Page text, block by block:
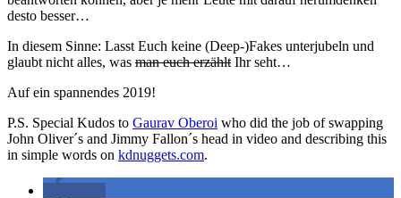
desto besser…
In diesem Sinne: Lasst Euch keine (Deep-)Fakes unterjubeln und
glaubt nicht alles, was man euch erzählt Ihr seht…
Auf ein spannendes 2019!
P.S. Special Kudos to Gaurav Oberoi who did the job of swapping
John Oliver´s and Jimmy Fallon´s head in video and describing this
in simple words on kdnuggets.com.